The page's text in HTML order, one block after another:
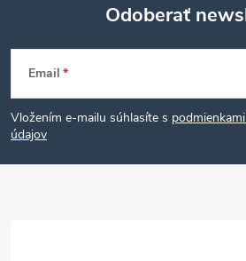
Z
á
p
Odoberať
Email
Vložením e-mailu súhlasíte s
údajov